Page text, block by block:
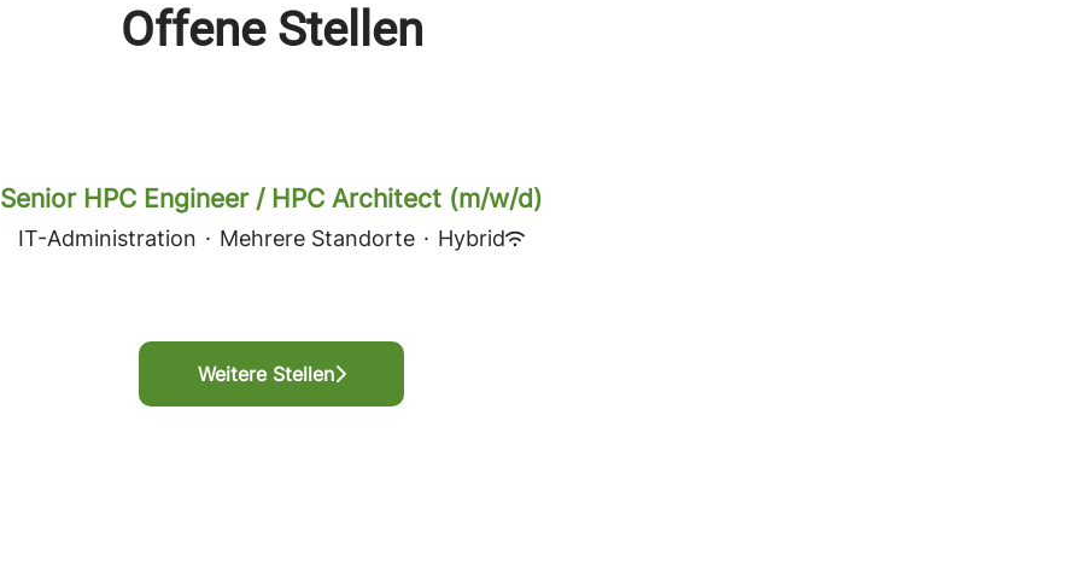
Offene Stellen
Senior HPC Engineer / HPC Architect (m/w/d)
IT-Administration · Mehrere Standorte · Hybrid
Weitere Stellen